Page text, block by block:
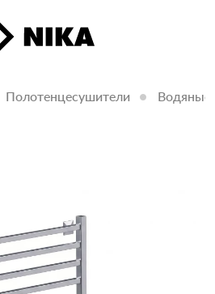
Полотенцесушители Водяные